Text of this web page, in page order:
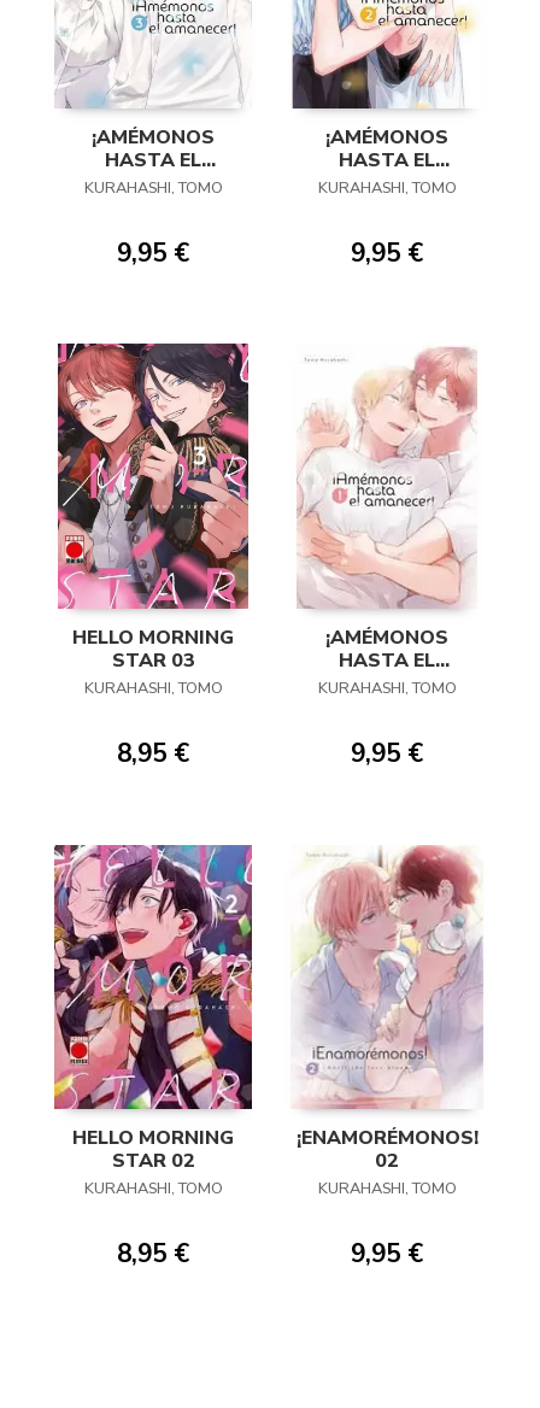
¡AMÉMONOS
HASTA EL
AMANECER! 03
KURAHASHI, TOMO
9,95 €
¡AMÉMONOS
HASTA EL
AMANECER! 02
KURAHASHI, TOMO
9,95 €
HELLO MORNING
STAR 03
KURAHASHI, TOMO
8,95 €
¡AMÉMONOS
HASTA EL
AMANECER! 01
KURAHASHI, TOMO
9,95 €
HELLO MORNING
STAR 02
KURAHASHI, TOMO
8,95 €
¡ENAMORÉMONOS!
02
KURAHASHI, TOMO
9,95 €